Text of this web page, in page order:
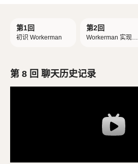
第1回
初识 Workerman
第2回
Workerman 实现简
第 8 回 聊天历史记录